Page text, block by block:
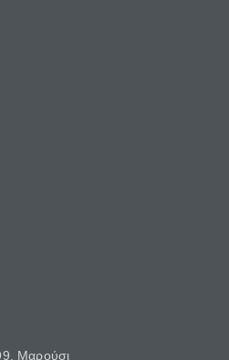
Μαρούσι